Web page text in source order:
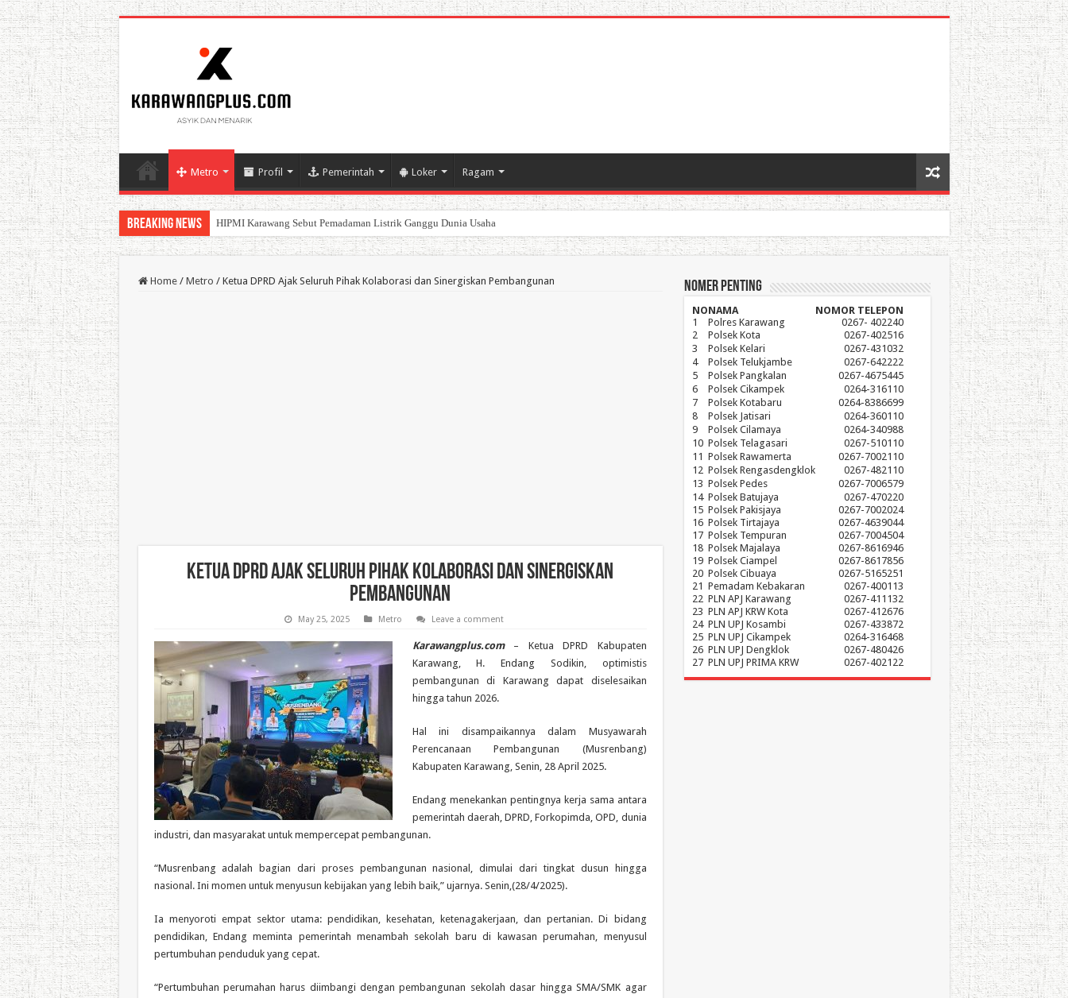
Metro Profil Pemerintah Loker Ragam
Breaking News HIPMI Karawang Sebut Pemadaman Listrik Ganggu Dunia Usaha
BPK Ganjar WTP ke 11 Pada Laporan Keuangan Pemda Karawang
Home / Metro / Ketua DPRD Ajak Seluruh Pihak Kolaborasi dan Sinergiskan Pembangunan
Ketua DPRD Ajak Seluruh Pihak Kolaborasi dan Sinergiskan
Pembangunan
May 25, 2025 Metro Leave a comment
Karawangplus.com– Ketua DPRD Kabupaten
Karawang, H. Endang Sodikin, optimistis
pembangunan di Karawang dapat diselesaikan
hingga tahun 2026.
Hal ini disampaikannya dalam Musyawarah
Perencanaan Pembangunan (Musrenbang)
Kabupaten Karawang, Senin, 28 April 2025.
Endang menekankan pentingnya kerja sama antara
pemerintah daerah, DPRD, Forkopimda, OPD, dunia
industri, dan masyarakat untuk mempercepat pembangunan.
“Musrenbang adalah bagian dari proses pembangunan nasional, dimulai dari tingkat dusun hingga
nasional. Ini momen untuk menyusun kebijakan yang lebih baik,” ujarnya. Senin,(28/4/2025).
Ia menyoroti empat sektor utama: pendidikan, kesehatan, ketenagakerjaan, dan pertanian. Di bidang
pendidikan, Endang meminta pemerintah menambah sekolah baru di kawasan perumahan, menyusul
pertumbuhan penduduk yang cepat.
“Pertumbuhan perumahan harus diimbangi dengan pembangunan sekolah dasar hingga SMA/SMK agar
Nomer Penting
NONAMA
NOMOR TELEPON
1
Polres Karawang
0267- 402240
2
Polsek Kota
0267-402516
3
Polsek Kelari
0267-431032
4
Polsek Telukjambe
0267-642222
5
Polsek Pangkalan
0267-4675445
6
Polsek Cikampek
0264-316110
7
Polsek Kotabaru
0264-8386699
8
Polsek Jatisari
0264-360110
9
Polsek Cilamaya
0264-340988
10 Polsek Telagasari
0267-510110
11 Polsek Rawamerta
0267-7002110
12 Polsek Rengasdengklok
0267-482110
13 Polsek Pedes
0267-7006579
14 Polsek Batujaya
0267-470220
15 Polsek Pakisjaya
0267-7002024
16 Polsek Tirtajaya
0267-4639044
17 Polsek Tempuran
0267-7004504
18 Polsek Majalaya
0267-8616946
19 Polsek Ciampel
0267-8617856
20 Polsek Cibuaya
0267-5165251
21 Pemadam Kebakaran
0267-400113
22 PLN APJ Karawang
0267-411132
23 PLN APJ KRW Kota
0267-412676
24 PLN UPJ Kosambi
0267-433872
25 PLN UPJ Cikampek
0264-316468
26 PLN UPJ Dengklok
0267-480426
27 PLN UPJ PRIMA KRW 0267-402122